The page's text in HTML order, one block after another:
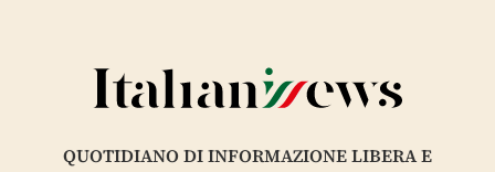
QUOTIDIANO DI INFORMAZIONE LIBERA E